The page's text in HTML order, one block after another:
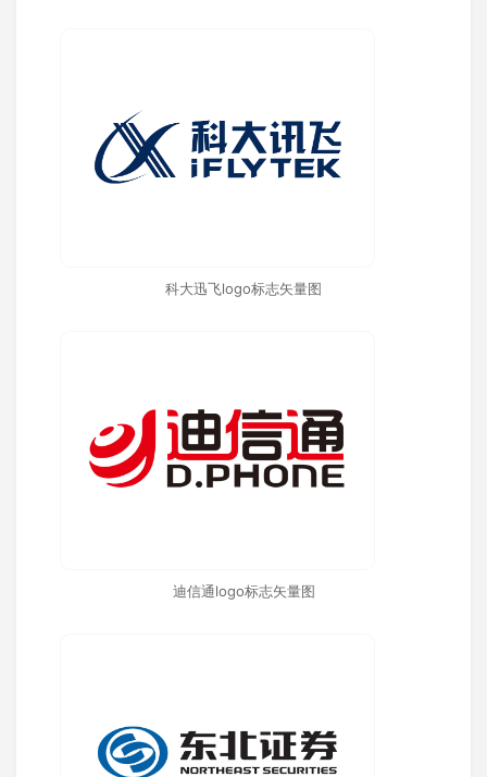
科大迅飞logo标志矢量图
迪信通logo标志矢量图